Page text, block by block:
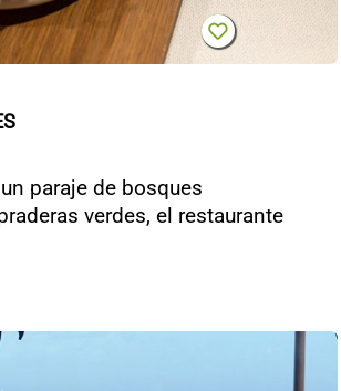
paraje de bosques
verdes, el restaurante